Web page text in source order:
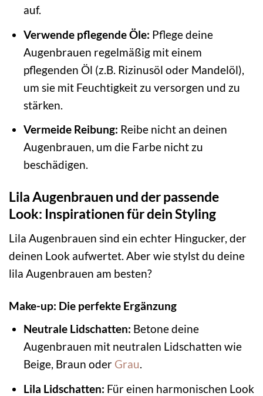
auf.
Verwende pflegende Öle: Pflege deine
Augenbrauen regelmäßig mit einem
pflegenden Öl (z.B. Rizinusöl oder Mandelöl),
um sie mit Feuchtigkeit zu versorgen und zu
stärken.
Vermeide Reibung: Reibe nicht an deinen
Augenbrauen, um die Farbe nicht zu
beschädigen.
Lila Augenbrauen und der passende
Look: Inspirationen für dein Styling
Lila Augenbrauen sind ein echter Hingucker, der
deinen Look aufwertet. Aber wie stylst du deine
lila Augenbrauen am besten?
Make-up: Die perfekte Ergänzung
Neutrale Lidschatten: Betone deine
Augenbrauen mit neutralen Lidschatten wie
Beige, Braun oder Grau.
Lila Lidschatten: Für einen harmonischen Look